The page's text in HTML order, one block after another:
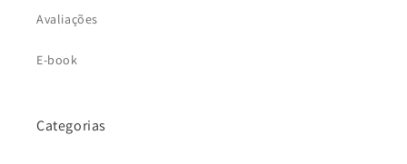
Avaliações
E-book
Categorias